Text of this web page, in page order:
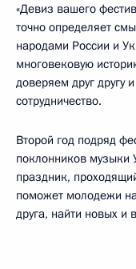
«Девиз вашего
точно определяет
народами России и
многовековую
доверяем друг другу
сотрудничество.
Второй год подряд
поклонников музыки
праздник,
поможет молодежи
друга, найти новых и